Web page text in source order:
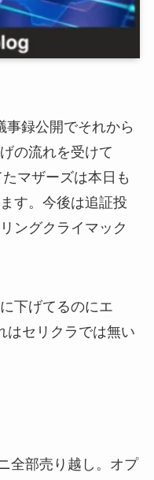
事録公開でそれから
の流れを受けて
マザーズは本日も
す。今後は追証投
ングクライマック
下げてるのにエ
セリクラでは無い
全部売り越し。オプ